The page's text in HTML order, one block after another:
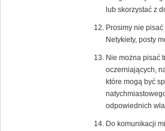
lub skorzystać z
Prosimy nie
Netykiety, posty
Nie można pisać
oczerniających,
które mogą być
odpowiednich
Do komunikacji